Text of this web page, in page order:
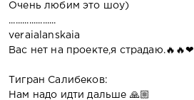
Очень любим это шоу)
.....................
veraialanskaia
Вас нет на проекте,я страдаю.🔥🔥❤
Тигран Салибеков:
Нам надо идти дальше 🙏🏼